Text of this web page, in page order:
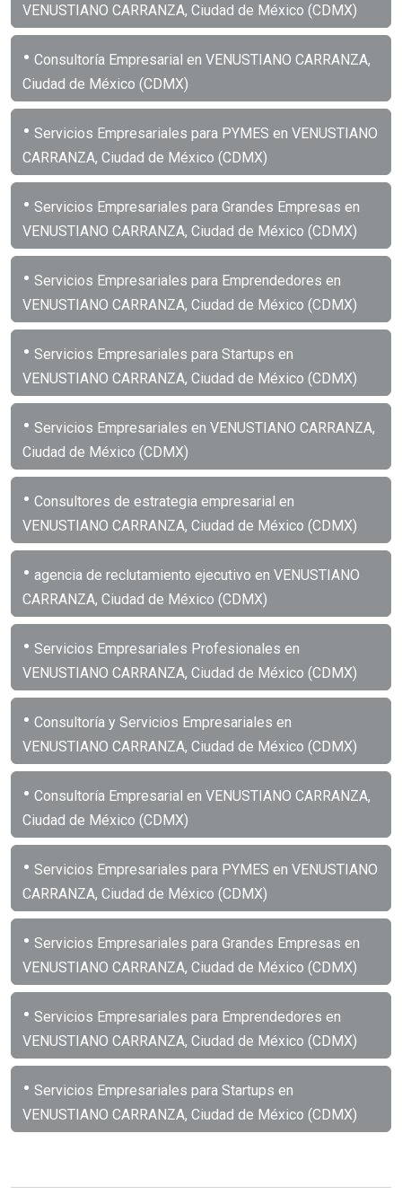
VENUSTIANO CARRANZA, Ciudad de México (CDMX)
• Consultoría Empresarial en VENUSTIANO CARRANZA,
Ciudad de México (CDMX)
• Servicios Empresariales para PYMES en VENUSTIANO
CARRANZA, Ciudad de México (CDMX)
• Servicios Empresariales para Grandes Empresas en
VENUSTIANO CARRANZA, Ciudad de México (CDMX)
• Servicios Empresariales para Emprendedores en
VENUSTIANO CARRANZA, Ciudad de México (CDMX)
• Servicios Empresariales para Startups en
VENUSTIANO CARRANZA, Ciudad de México (CDMX)
• Servicios Empresariales en VENUSTIANO CARRANZA,
Ciudad de México (CDMX)
• Consultores de estrategia empresarial en
VENUSTIANO CARRANZA, Ciudad de México (CDMX)
• agencia de reclutamiento ejecutivo en VENUSTIANO
CARRANZA, Ciudad de México (CDMX)
• Servicios Empresariales Profesionales en
VENUSTIANO CARRANZA, Ciudad de México (CDMX)
• Consultoría y Servicios Empresariales en
VENUSTIANO CARRANZA, Ciudad de México (CDMX)
• Consultoría Empresarial en VENUSTIANO CARRANZA,
Ciudad de México (CDMX)
• Servicios Empresariales para PYMES en VENUSTIANO
CARRANZA, Ciudad de México (CDMX)
• Servicios Empresariales para Grandes Empresas en
VENUSTIANO CARRANZA, Ciudad de México (CDMX)
• Servicios Empresariales para Emprendedores en
VENUSTIANO CARRANZA, Ciudad de México (CDMX)
• Servicios Empresariales para Startups en
VENUSTIANO CARRANZA, Ciudad de México (CDMX)